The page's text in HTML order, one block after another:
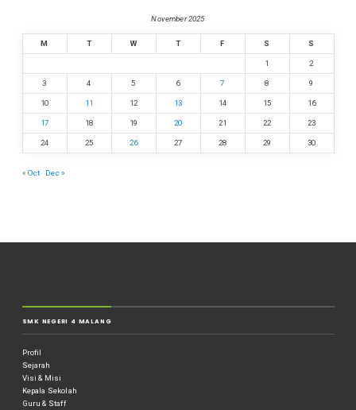
November 2025
M T W T F S S
1 2
3 4 5 6 7 8 9
10 11 12 13 14 15 16
17 18 19 20 21 22 23
24 25 26 27 28 29 30
« Oct Dec »
SMK NEGERI 4 MALANG
Profil
Sejarah
Visi & Misi
Kepala Sekolah
Guru & Staff